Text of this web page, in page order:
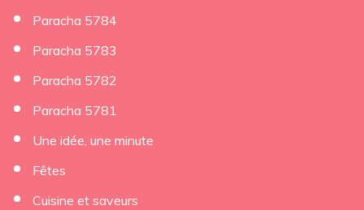
Paracha 5784
Paracha 5783
Paracha 5782
Paracha 5781
Une idée, une minute
Fêtes
Cuisine et saveurs